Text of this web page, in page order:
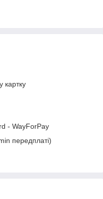
картку
- WayForPay
передплаті)